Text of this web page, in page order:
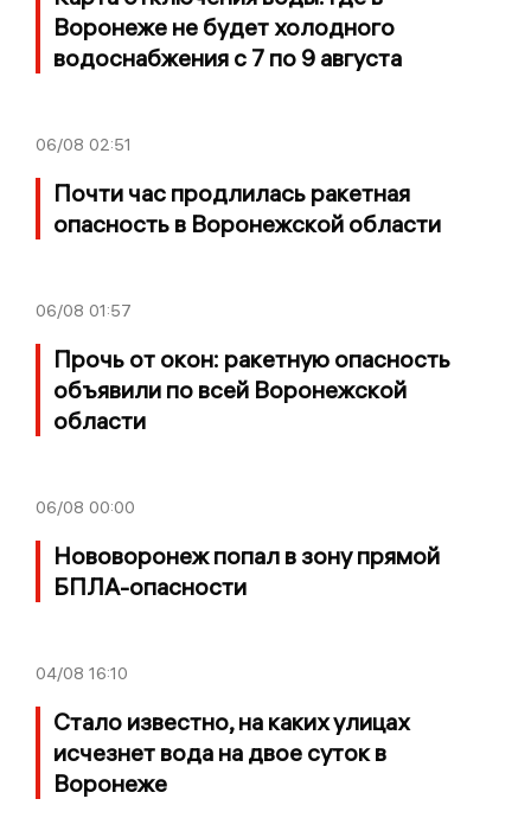
Воронеже не будет холодного
водоснабжения с 7 по 9 августа
06/08 02:51
Почти час продлилась ракетная
опасность в Воронежской области
06/08 01:57
Прочь от окон: ракетную опасность
объявили по всей Воронежской
области
06/08 00:00
Нововоронеж попал в зону прямой
БПЛА-опасности
04/08 16:10
Стало известно, на каких улицах
исчезнет вода на двое суток в
Воронеже